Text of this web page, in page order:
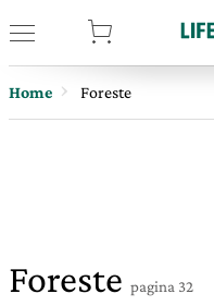
Home Foreste
Foreste pagina 32